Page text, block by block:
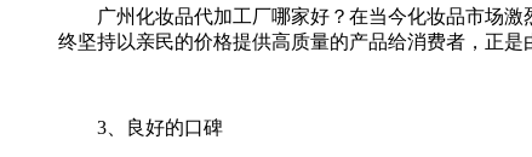
广州化妆品代加工厂哪家好？在当今化妆品市场
终坚持以亲民的价格提供高质量的产品给消费者，正
3、良好的口碑